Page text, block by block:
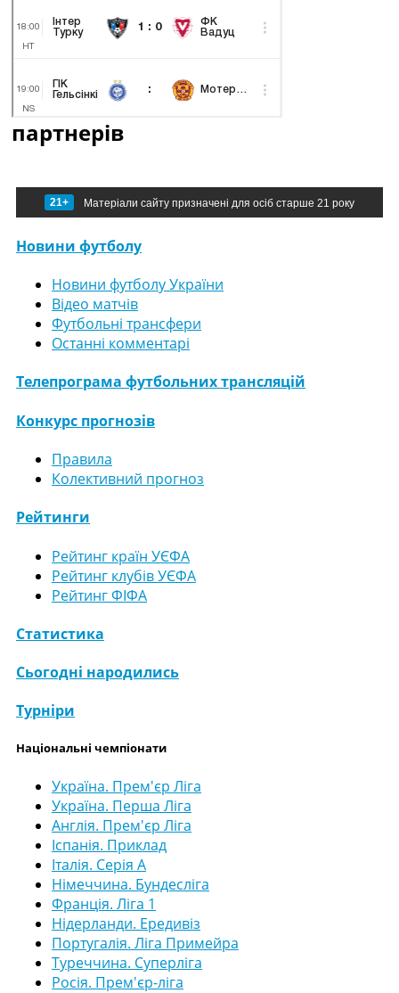
партнерів
21+ Матеріали сайту призначені для осіб старше 21 року
Новини футболу
Новини футболу України
Відео матчів
Футбольні трансфери
Останні комментарі
Телепрограма футбольних трансляцій
Конкурс прогнозів
Правила
Колективний прогноз
Рейтинги
Рейтинг країн УЄФА
Рейтинг клубів УЄФА
Рейтинг ФІФА
Статистика
Сьогодні народились
Турніри
Національні чемпіонати
Україна. Прем'єр Ліга
Україна. Перша Ліга
Англія. Прем'єр Ліга
Іспанія. Приклад
Італія. Серія А
Німеччина. Бундесліга
Франція. Ліга 1
Нідерланди. Ередивіз
Португалія. Ліга Примейра
Туреччина. Суперліга
Росія. Прем'єр-ліга